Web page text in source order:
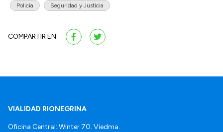
Policía Seguridad y Justicia
COMPARTIR EN:
VIALIDAD RIONEGRINA
Oficina Central: Winter 70. Viedma.